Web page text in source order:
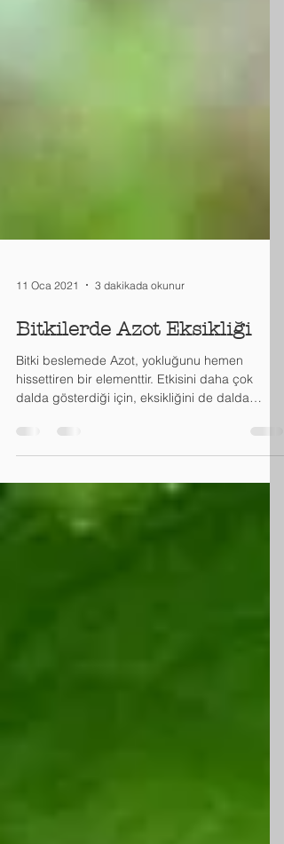
11 Oca 2021 3 dakikada okunur
Bitkilerde Azot Eksikliği
Bitki beslemede Azot, yokluğunu hemen
hissettiren bir elementtir. Etkisini daha çok